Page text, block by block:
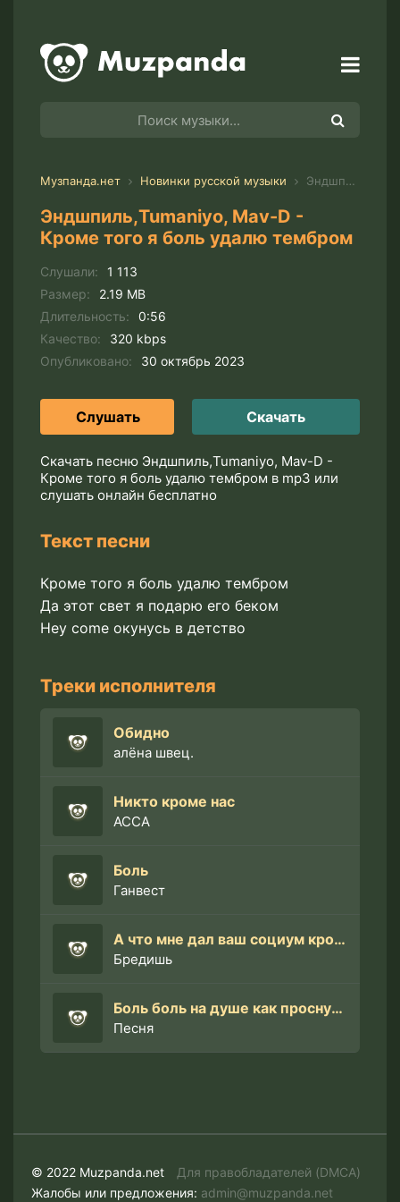
Музпанда.нет Новинки русской музыки Эндшпиль,Tumaniyo, Mav-D - Кроме того я боль удалю тембром
Эндшпиль,Tumaniyo, Mav-D -
Кроме того я боль удалю тембром
Слушали:
1 113
Размер:
2.19 MB
Длительность:
0:56
Качество:
320 kbps
Опубликовано:
30 октябрь 2023
Слушать Скачать
Скачать песню Эндшпиль,Tumaniyo, Mav-D -
Кроме того я боль удалю тембром в mp3 или
слушать онлайн бесплатно
Текст песни
Кроме того я боль удалю тембром
Да этот свет я подарю его беком
Hey come окунусь в детство
Треки исполнителя
Обидно
алёна швец.
Никто кроме нас
АССА
Боль
Ганвест
А что мне дал ваш социум кроме детских комплексов (тик ток ремикс)
Бредишь
Боль боль на душе как проснуться мне уже
Песня
© 2022 Muzpanda.net
Для правобладателей (DMCA)
Жалобы или предложения: admin@muzpanda.net